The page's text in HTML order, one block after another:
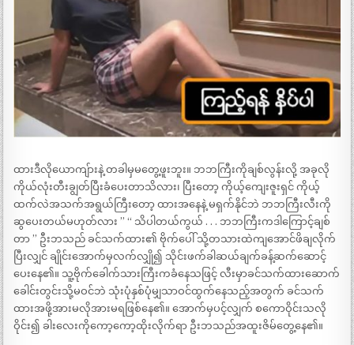
ထားဒီလိုယောကျ်ားနဲ့ တခါမှမတွေ့ဖူးဘူး။ ဘဘကြီးကိုချစ်လွန်းလို့ အခုလို
ကိုယ်လုံးတီးချွတ်ပြီးခံပေးတာသိလား၊ ပြီးတော့ ကိုယ့်ကျေးဇူးရှင် ကိုယ့်
ထက်လဲအသက်အရွယ်ကြီးတော့ ထားအနေနဲ့ မရှက်နိုင်ဘဲ ဘဘကြီးလီးကို
ဆွပေးတယ်မဟုတ်လား ’’ ‘‘ သိပါတယ်ကွယ် . . . ဘဘကြီးကဒါကြောင့်ချစ်
တာ ’’ ဦးဘသည် ခင်သက်ထား၏ ဗိုက်ပေါ် သို့တသားထဲကျအောင်ဖိချလိုက်
ပြီးလျှင် ချိုင်းအောက်မှလက်လျှို၍ သိုင်းဖက်ခါဆယ်ချက်ခန့်ဆက်ဆောင့်
ပေးနေ၏။ သူ့ဗိုက်ခေါက်သားကြီးကခံနေသဖြင့် လီးမှာခင်သက်ထားဆောက်
ခေါင်းတွင်းသို့မဝင်ဘဲ သုံးပုံနှစ်ပုံမျှသာဝင်ထွက်နေသည့်အတွက် ခင်သက်
ထားအဖို့အားမလိုအားမရဖြစ်နေ၏။ အောက်မှပင့်လျှက် စကောဝိုင်းသလို
ဝိုင်း၍ ခါးလေးကိုကော့ကော့ထိုးလိုက်ရာ ဦးဘသည်အထူးဇိမ်တွေ့နေ၏။